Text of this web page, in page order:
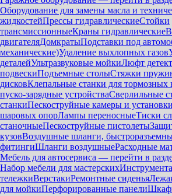
Оборудование для замены масла и
жидкостейПрессы гидравлическиеСтойки
трансмиссионныеКраны гидравлические
двигателяДомкратыПодставки под
механические)Удаление выхлопных газов
деталейУльтразвуковые мойкиЛюфт
подвескиПодъемные столыСтяжки
дисковКлепальные станки для тормозных
пуско-зарядные устройстваСверлильные
станкиПескоструйные камеры и установки
шаровых опорЛампы переносныеТиски
станочныеПескоструйные пистолеты
кузовВоздушные шланги,
фитингиШланги воздушныеРасходные
Мебель для автосервиса — перейти в
Набор мебели для мастерских
тележкиВерстакиРемонтные сиденья
для мойкиПерфорированные панели